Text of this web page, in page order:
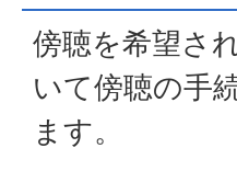
傍聴を希望さ
いて傍聴の手
ます。